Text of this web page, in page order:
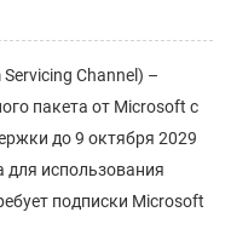
Channel) –
пакета от Microsoft с
до 9 октября 2029
для использования
подписки Microsoft